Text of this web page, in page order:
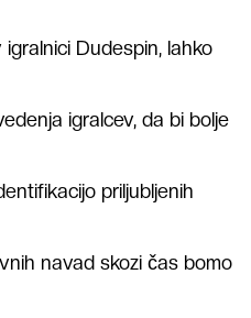
Dudespin, lahko
igralcev, da bi bolje
priljubljenih
navad skozi čas bomo